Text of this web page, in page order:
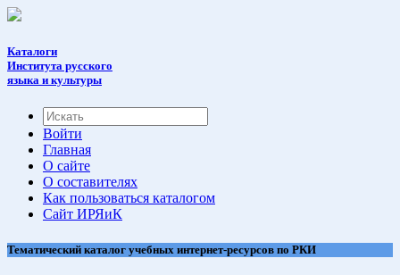
Каталоги
Института русского
языка и культуры
Войти
Главная
О сайте
О составителях
Как пользоваться каталогом
Cайт ИРЯиК
Тематический каталог учебных интернет-ресурсов по РКИ